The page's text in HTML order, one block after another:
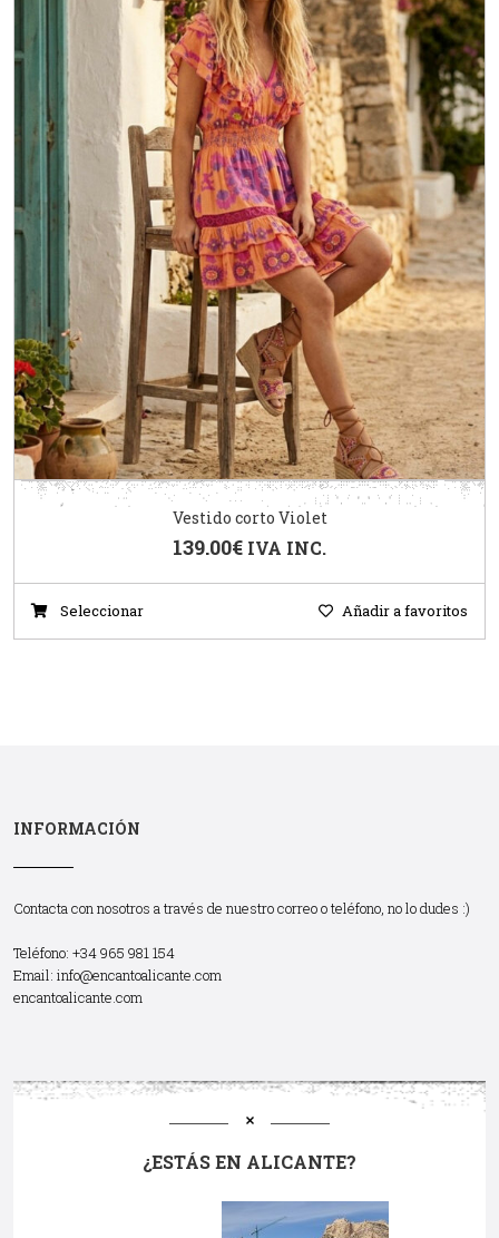
Vestido corto Violet
139.00€ IVA INC.
Seleccionar Añadir a favoritos
INFORMACIÓN
Contacta con nosotros a través de nuestro correo o teléfono, no lo dudes :)
Teléfono: +34 965 981 154
Email: info@encantoalicante.com
encantoalicante.com
¿ESTÁS EN ALICANTE?